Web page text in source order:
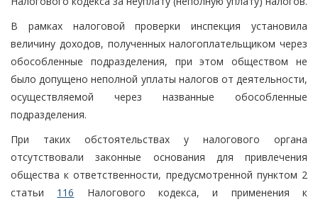
В рамках налоговой проверки инспекция установила
величину доходов, полученных налогоплательщиком через
обособленные подразделения, при этом обществом не
было допущено неполной уплаты налогов от деятельности,
осуществляемой через названные обособленные
подразделения.
При таких обстоятельствах у налогового органа
отсутствовали законные основания для привлечения
общества к ответственности, предусмотренной пунктом 2
статьи 116 Налогового кодекса, и применения к